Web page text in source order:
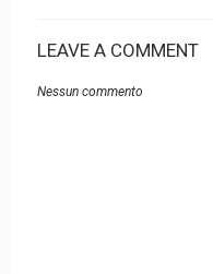
LEAVE A COMMENT
Nessun commento